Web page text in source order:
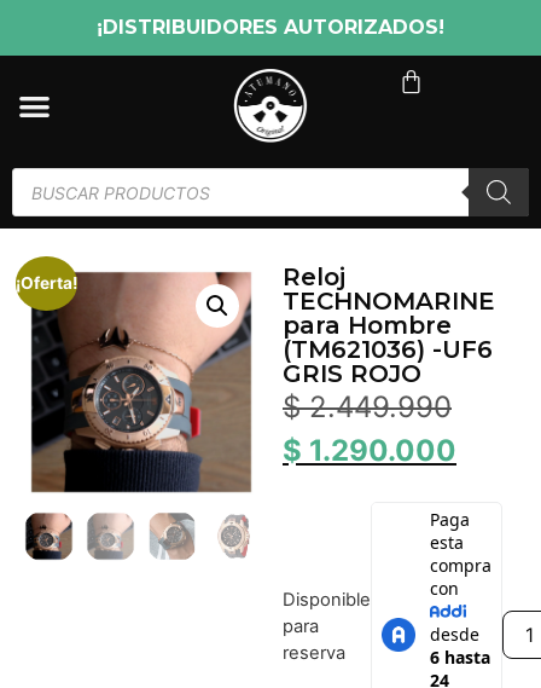
¡DISTRIBUIDORES AUTORIZADOS!
¡Oferta!
Reloj
TECHNOMARINE
para Hombre
(TM621036) -UF6
GRIS ROJO
$2.449.990
$ 1.290.000
Disponible
para
reserva